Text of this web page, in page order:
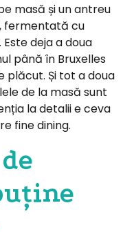
masă și un antreu
fermentată cu
deja a doua
până în Bruxelles
plăcut. Și tot a doua
de la masă sunt
la detalii e ceva
fine dining.